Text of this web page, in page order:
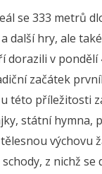
se 333 metrů
další hry, ale
dorazili v
začátek
této příležitosti
státní hymna,
z nichž